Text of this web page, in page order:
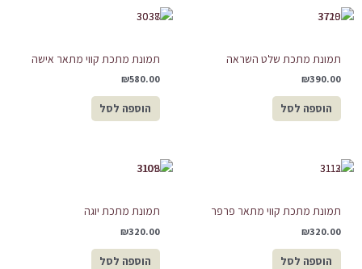
תמונת מתכת שלט השראה
₪390.00
הוספה לסל
תמונת מתכת קווי מתאר אישה
₪580.00
הוספה לסל
תמונת מתכת קווי מתאר פרפר
₪320.00
הוספה לסל
תמונת מתכת יוגה
₪320.00
הוספה לסל